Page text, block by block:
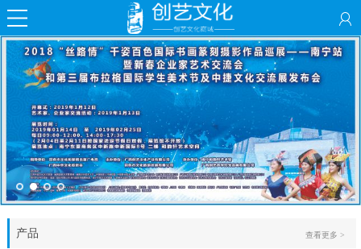
产品 查看更多 >